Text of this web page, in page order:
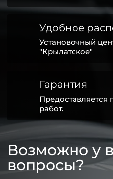
Удобное
Установочный
"Крылатское"
Гарантия
Предоставляется
работ.
Возможно у
вопросы?